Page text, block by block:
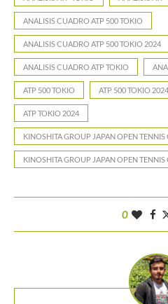
ANALISIS CUADRO ATP 500 TOKIO
ANALISIS CUADRO ATP 500 TOKIO 2024
ANALISIS CUADRO ATP TOKIO
ATP 500 TOKIO ATP 500 TOKIO 2024
ATP TOKIO 2024
KINOSHITA GROUP JAPAN OPEN
KINOSHITA GROUP JAPAN OPEN
0